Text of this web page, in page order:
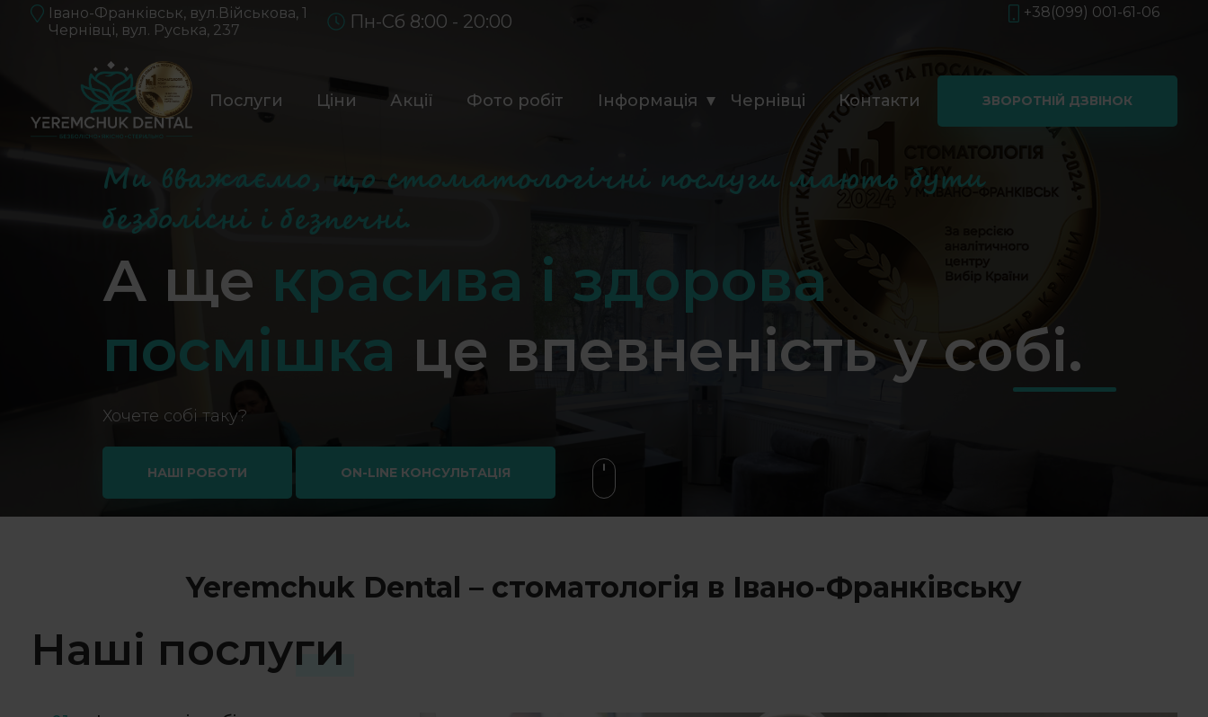
Івано-Франківськ, вул.Військова, 1
Чернівці, вул. Руська, 237
Пн-Сб 8:00 - 20:00 +38(099) 001-61-06
Послуги Ціни Акції Фото робіт Інформація Чернівці Контакти ЗВОРОТНІЙ ДЗВІНОК
Ми вважаємо, що стоматологічні послуги мають бути
безболісні і безпечні.
А ще красива і здорова
посмішка це впевненість у собі.
Хочете собі таку?
НАШІ РОБОТИ ON-LINE КОНСУЛЬТАЦІЯ
Yeremchuk Dental – стоматологія в Івано-Франківську
Наші послуги